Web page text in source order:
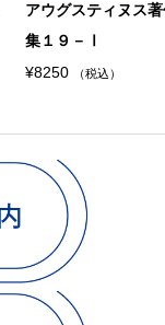
アウグスティヌス
集１９－Ⅰ
¥8250 （税込）